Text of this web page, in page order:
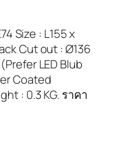
Size : L155 x
Cut out : Ø136
LED Blub
Coated
: 0.3 KG. ราคา